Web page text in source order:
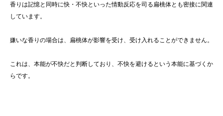
香りは記憶と同時に快・不快といった情動反応を司る扁桃体とも密接に関連
しています。
嫌いな香りの場合は、扁桃体が影響を受け、受け入れることができません。
これは、本能が不快だと判断しており、不快を避けるという本能に基づくか
らです。